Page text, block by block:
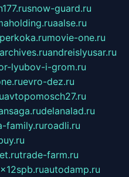
snow-guard.ru
aalse.ru
perkoka.rumovie-one.ru
andreislyusar.ru
lyubov-i-grom.ru
evro-dez.ru
avtopomosch27.ru
delanalad.ru
family.ruroadli.ru
trade-farm.ru
autodamp.ru